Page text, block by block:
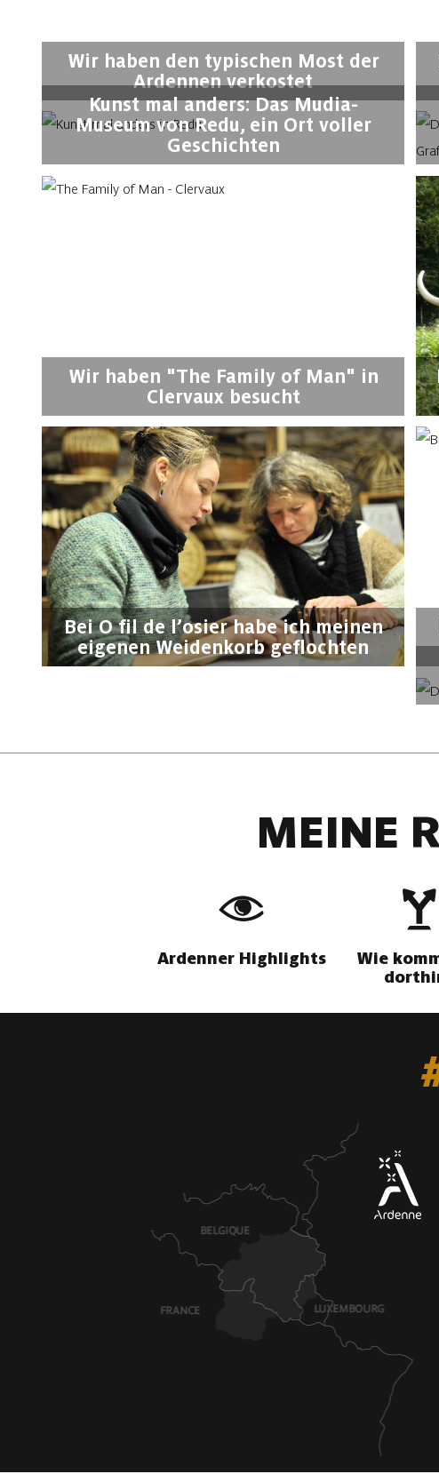
Wir haben den typischen Most der
Ardennen verkostet
Kunst mal anders: Das Mudia-
Museum von Redu, ein Ort voller
Geschichten
Wir haben "The Family of Man" in
Clervaux besucht
Bei O fil de l’osier habe ich meinen
eigenen Weidenkorb geflochten
MEINE
Ardenner Highlights
Wie